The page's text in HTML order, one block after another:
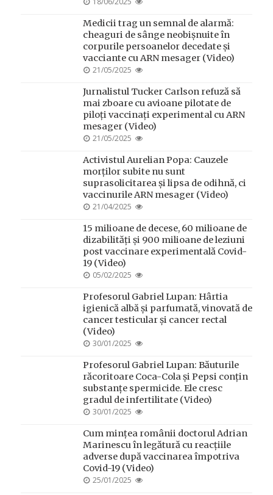
Medicii trag un semnal de alarmă:
cheaguri de sânge neobișnuite în
corpurile persoanelor decedate și
vacciante cu ARN mesager (Video)
POSTED
21/05/2025
Jurnalistul Tucker Carlson refuză să
mai zboare cu avioane pilotate de
piloți vaccinați experimental cu ARN
mesager (Video)
POSTED
21/05/2025
Activistul Aurelian Popa: Cauzele
morților subite nu sunt
suprasolicitarea și lipsa de odihnă, ci
vaccinurile ARN mesager (Video)
POSTED
21/04/2025
15 milioane de decese, 60 milioane de
dizabilități și 900 milioane de leziuni
post vaccinare experimentală Covid-
19 (Video)
POSTED
05/02/2025
Profesorul Gabriel Lupan: Hârtia
igienică albă și parfumată, vinovată de
cancer testicular și cancer rectal
(Video)
POSTED
30/01/2025
Profesorul Gabriel Lupan: Băuturile
răcoritoare Coca-Cola și Pepsi conțin
substanțe spermicide. Ele cresc
gradul de infertilitate (Video)
POSTED
30/01/2025
Cum mințea românii doctorul Adrian
Marinescu în legătură cu reacțiile
adverse după vaccinarea împotriva
Covid-19 (Video)
POSTED
25/01/2025